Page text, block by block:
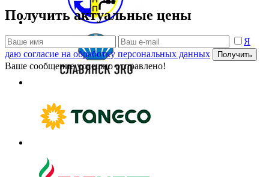
Получить актуальные цены
Я
даю согласие на обработку персональных данных
Получить
Ваше сообщение успешно отправлено!